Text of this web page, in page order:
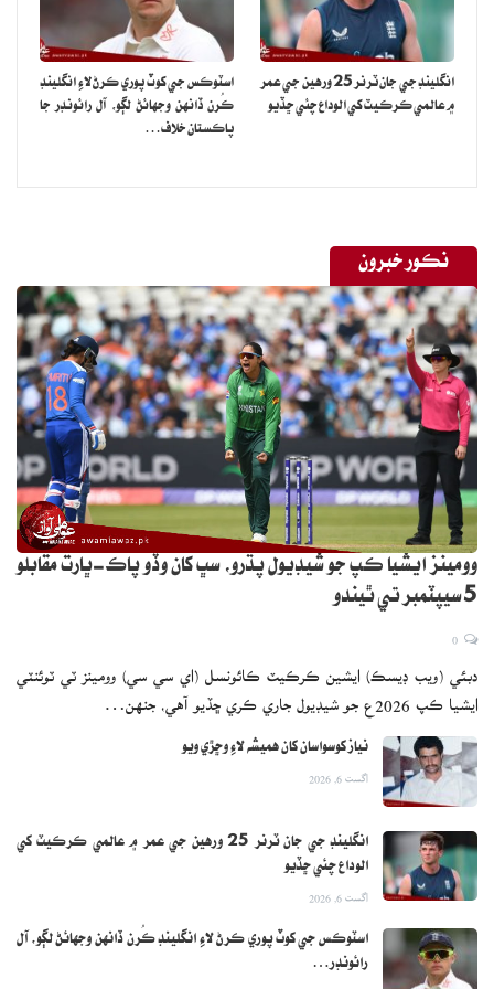
انگلينڊ جي جان ٽرنر 25 ورهين جي عمر
۾ عالمي ڪرڪيٽ کي الوداع چئي ڇڏيو
اسٽوڪس جي کوٽ پوري ڪرڻ لاءِ انگلينڊ
ڪُرن ڏانهن وجهائڻ لڳو، آل رائونڊر جا
پاڪستان خلاف…
نڪور خبرون
وومينز ايشيا ڪپ جو شيڊيول پڌرو، سڀ کان وڏو پاڪ-ڀارت مقابلو
5 سيپٽمبر تي ٿيندو
دبئي (ويب ڊيسڪ) ايشين ڪرڪيٽ ڪائونسل (اي سي سي) وومينز ٽي ٽوئنٽي
ايشيا ڪپ 2026ع جو شيڊيول جاري ڪري ڇڏيو آهي، جنهن…
نياز کوسواسان کان هميشه لاءِ وڇڙي ويو
اگست 6, 2026
انگلينڊ جي جان ٽرنر 25 ورهين جي عمر ۾ عالمي ڪرڪيٽ کي
الوداع چئي ڇڏيو
اگست 6, 2026
اسٽوڪس جي کوٽ پوري ڪرڻ لاءِ انگلينڊ ڪُرن ڏانهن وجهائڻ لڳو، آل
رائونڊر…